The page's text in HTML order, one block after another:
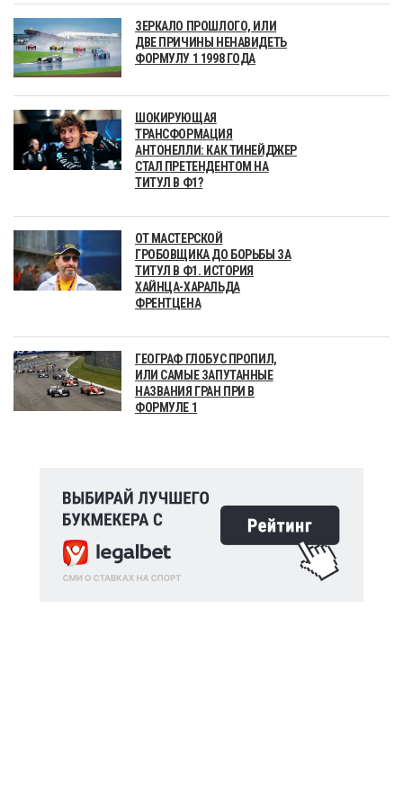
ЗЕРКАЛО ПРОШЛОГО, ИЛИ
ДВЕ ПРИЧИНЫ НЕНАВИДЕТЬ
ФОРМУЛУ 1 1998 ГОДА
ШОКИРУЮЩАЯ
ТРАНСФОРМАЦИЯ
АНТОНЕЛЛИ: КАК ТИНЕЙДЖЕР
СТАЛ ПРЕТЕНДЕНТОМ НА
ТИТУЛ В Ф1?
ОТ МАСТЕРСКОЙ
ГРОБОВЩИКА ДО БОРЬБЫ ЗА
ТИТУЛ В Ф1. ИСТОРИЯ
ХАЙНЦА-ХАРАЛЬДА
ФРЕНТЦЕНА
ГЕОГРАФ ГЛОБУС ПРОПИЛ,
ИЛИ САМЫЕ ЗАПУТАННЫЕ
НАЗВАНИЯ ГРАН ПРИ В
ФОРМУЛЕ 1